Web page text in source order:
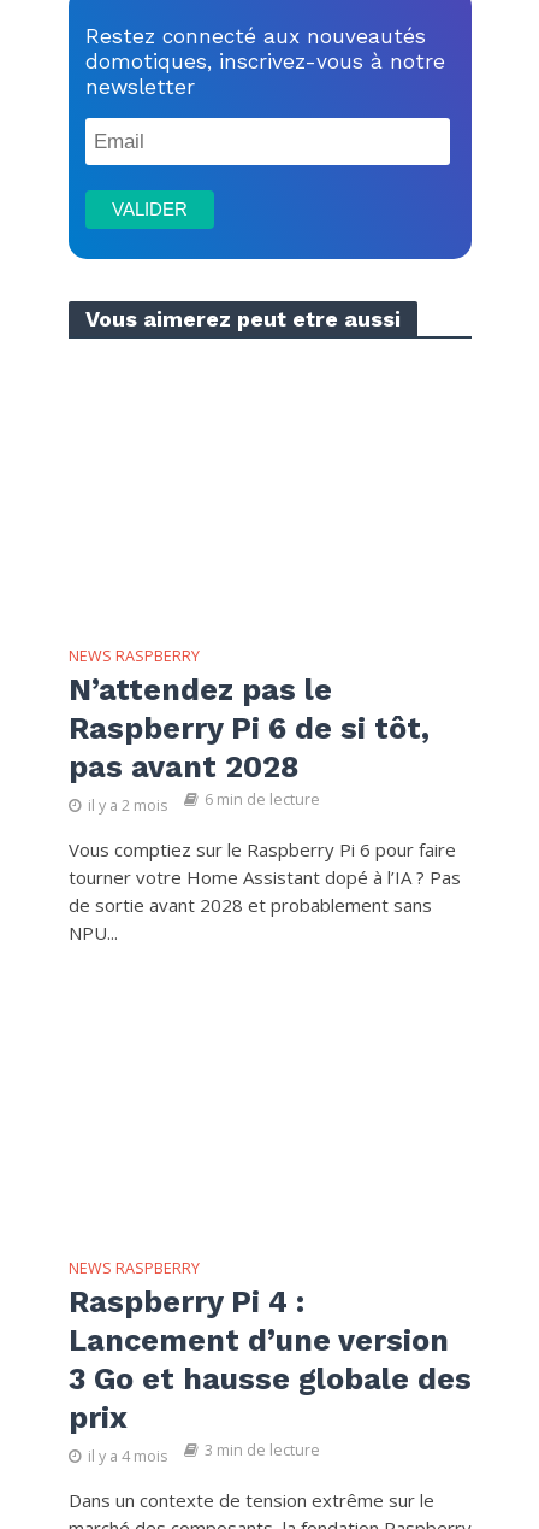
Restez connecté aux nouveautés
domotiques, inscrivez-vous à notre
newsletter
Vous aimerez peut etre aussi
NEWS RASPBERRY
N’attendez pas le
Raspberry Pi 6 de si tôt,
pas avant 2028
il y a 2 mois 6 min de lecture
Vous comptiez sur le Raspberry Pi 6 pour faire
tourner votre Home Assistant dopé à l’IA ? Pas
de sortie avant 2028 et probablement sans
NPU...
NEWS RASPBERRY
Raspberry Pi 4 :
Lancement d’une version
3 Go et hausse globale des
prix
il y a 4 mois 3 min de lecture
Dans un contexte de tension extrême sur le